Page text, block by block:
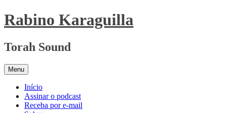
Pular
para
conteúdo
Rabino Karaguilla
Torah Sound
Menu
Início
Assinar o podcast
Receba por e-mail